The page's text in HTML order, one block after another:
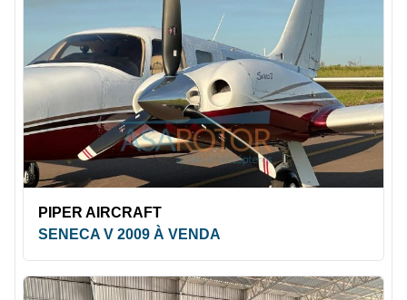
PIPER AIRCRAFT
SENECA V 2009 À VENDA